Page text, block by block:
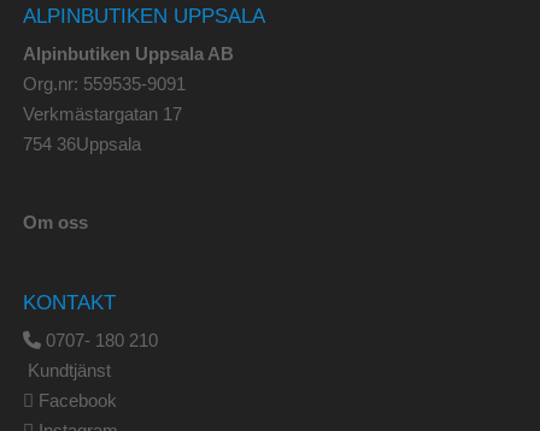
ALPINBUTIKEN UPPSALA
Alpinbutiken Uppsala AB
Org.nr: 559535-9091
Verkmästargatan 17
754 36Uppsala
Om oss
KONTAKT
0707- 180 210
Kundtjänst
Facebook